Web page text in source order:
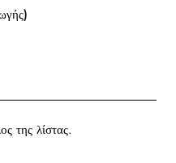
της λίστας.